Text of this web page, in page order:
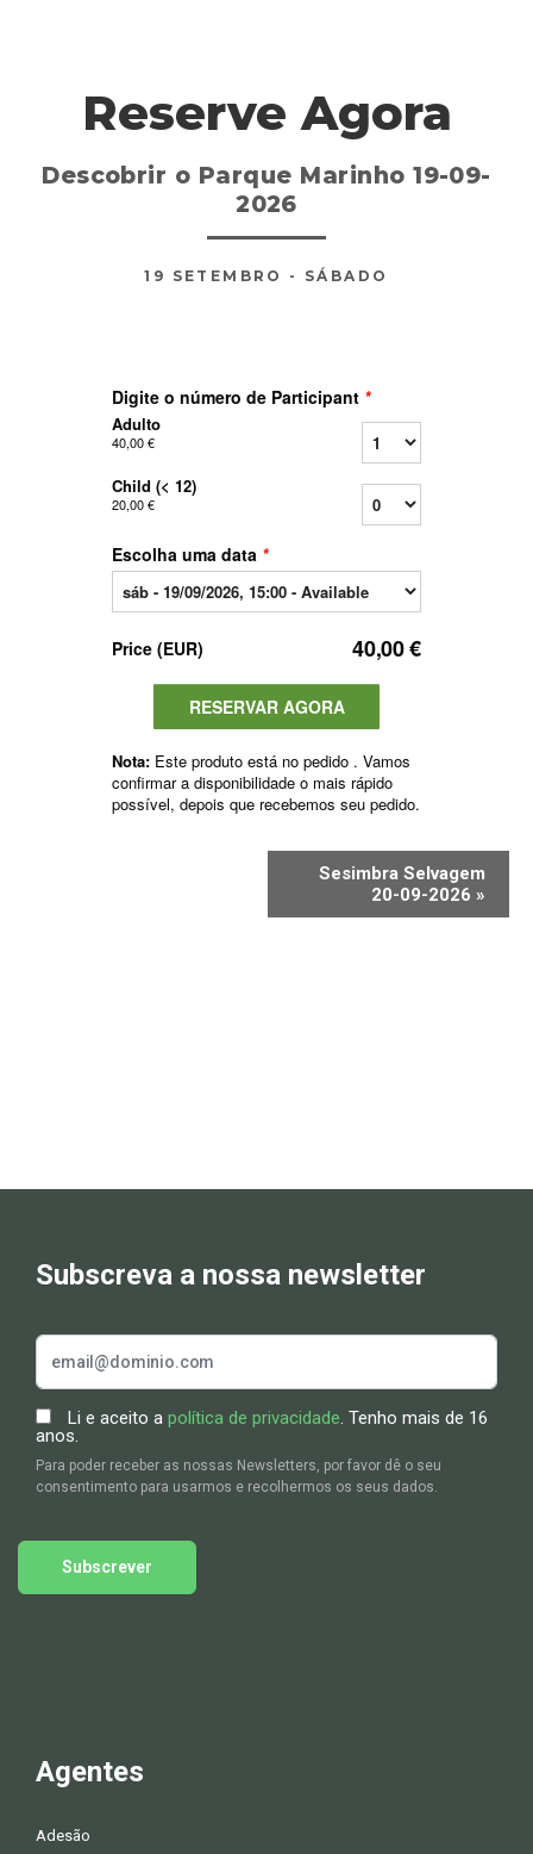
Reserve Agora
Descobrir o Parque Marinho 19-09-
2026
19 SETEMBRO - SÁBADO
Sesimbra Selvagem
20-09-2026 »
Subscreva a nossa newsletter
Li e aceito a política de privacidade. Tenho mais de 16
anos.
Para poder receber as nossas Newsletters, por favor dê o seu
consentimento para usarmos e recolhermos os seus dados.
Subscrever
Agentes
Adesão